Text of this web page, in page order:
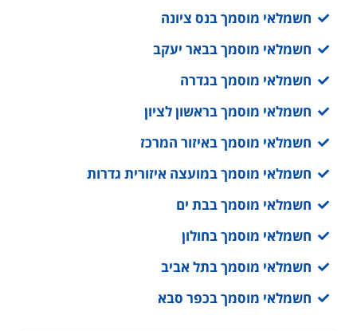
חשמלאי מוסמך בנס ציונה
חשמלאי מוסמך בבאר יעקב
חשמלאי מוסמך בגדרה
חשמלאי מוסמך בראשון לציון
חשמלאי מוסמך באיזור המרכז
חשמלאי מוסמך במועצה איזורית גדרות
חשמלאי מוסמך בבת ים
חשמלאי מוסמך בחולון
חשמלאי מוסמך בתל אביב
חשמלאי מוסמך בכפר סבא